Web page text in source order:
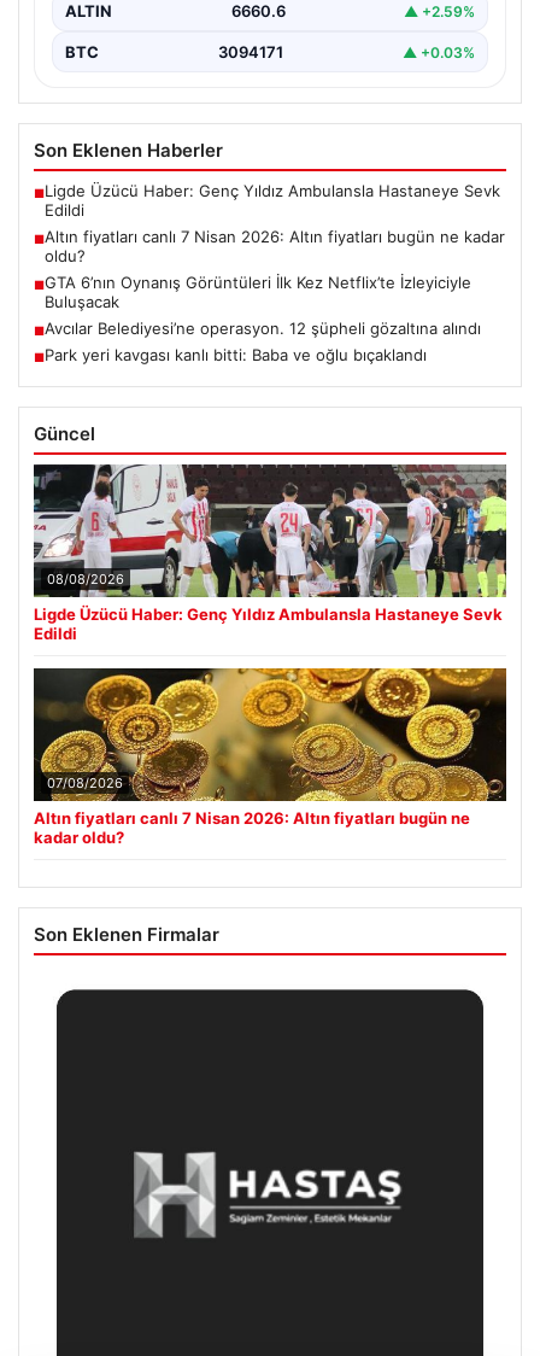
ALTIN 6660.6 ▲ +2.59%
BTC 3094171 ▲ +0.03%
Son Eklenen Haberler
■Ligde Üzücü Haber: Genç Yıldız Ambulansla Hastaneye Sevk
Edildi
■Altın fiyatları canlı 7 Nisan 2026: Altın fiyatları bugün ne kadar
oldu?
■GTA 6’nın Oynanış Görüntüleri İlk Kez Netflix’te İzleyiciyle
Buluşacak
■Avcılar Belediyesi’ne operasyon. 12 şüpheli gözaltına alındı
■Park yeri kavgası kanlı bitti: Baba ve oğlu bıçaklandı
Güncel
08/08/2026
Ligde Üzücü Haber: Genç Yıldız Ambulansla Hastaneye Sevk
Edildi
07/08/2026
Altın fiyatları canlı 7 Nisan 2026: Altın fiyatları bugün ne
kadar oldu?
Son Eklenen Firmalar